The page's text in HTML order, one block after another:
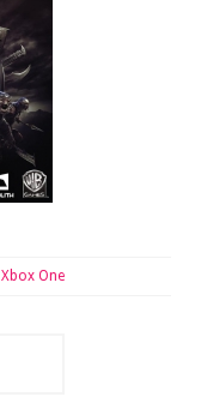
Xbox One